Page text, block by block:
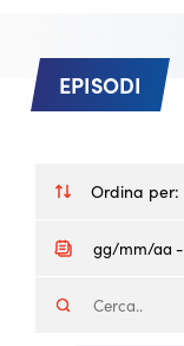
EPISODI
Ordina per: